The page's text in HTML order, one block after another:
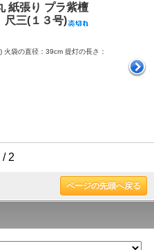
紙張り プラ紫檀
尺三(１３号)
火袋の直径：39cm 提灯の長さ：
/ 2
ページの先頭へ戻る